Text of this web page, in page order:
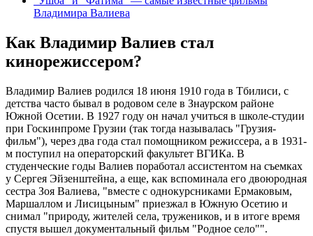
Владимира Валиева
Как Владимир Валиев стал
кинорежиссером?
Владимир Валиев родился 18 июня 1910 года в Тбилиси, с
детства часто бывал в родовом селе в Знаурском районе
Южной Осетии. В 1927 году он начал учиться в школе-студии
при Госкинпроме Грузии (так тогда называлась "Грузия-
фильм"), через два года стал помощником режиссера, а в 1931-
м поступил на операторский факультет ВГИКа. В
студенческие годы Валиев поработал ассистентом на съемках
у Сергея Эйзенштейна, а еще, как вспоминала его двоюродная
сестра Зоя Валиева, "вместе с однокурсниками Ермаковым,
Маршаллом и Лисицыным" приезжал в Южную Осетию и
снимал "природу, жителей села, тружеников, и в итоге время
спустя вышел документальный фильм "Родное село"".